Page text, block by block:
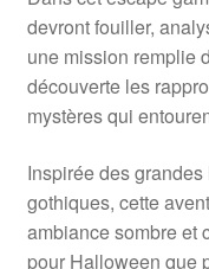
devront fouiller,
une mission remplie
découverte les
mystères qui
Inspirée des
gothiques, cette
ambiance sombre et
pour Halloween que